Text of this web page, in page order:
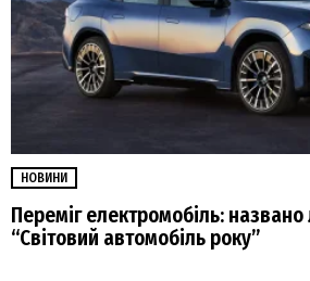
НОВИНИ
Переміг електромобіль: названо
“Світовий автомобіль року”